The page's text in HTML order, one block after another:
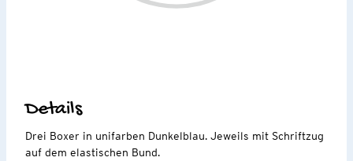
Details
Drei Boxer in unifarben Dunkelblau. Jeweils mit Schriftzug
auf dem elastischen Bund.